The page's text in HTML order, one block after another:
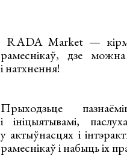
RADA Market —
рамеснікаў, дзе
і натхнення!
Прыходзьце
і ініцыятывамі,
у актыўнасцях і
рамеснікаў і набыць іх